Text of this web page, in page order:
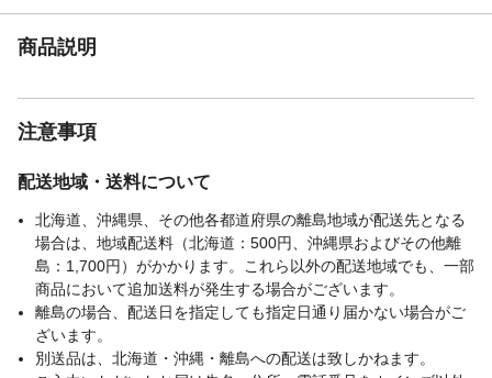
本体サイズ-高さ(cm)
材質・原材料・原産
日本製
商品説明
注意事項
配送地域・送料について
北海道、沖縄県、その他各都道府県の離島地域が配送先となる
場合は、地域配送料（北海道：500円、沖縄県およびその他離
島：1,700円）がかかります。これら以外の配送地域でも、一部
商品において追加送料が発生する場合がございます。
離島の場合、配送日を指定しても指定日通り届かない場合がご
ざいます。
別送品は、北海道・沖縄・離島への配送は致しかねます。